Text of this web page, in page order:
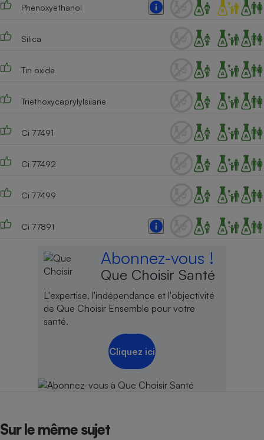
Phenoxyethanol
Silica
Tin oxide
Triethoxycaprylylsilane
Ci 77491
Ci 77492
Ci 77499
Ci 77891
Abonnez-vous !
Que Choisir Santé
L'expertise, l'indépendance et l'objectivité
de Que Choisir Ensemble pour votre
santé.
Cliquez ici
Sur le même sujet